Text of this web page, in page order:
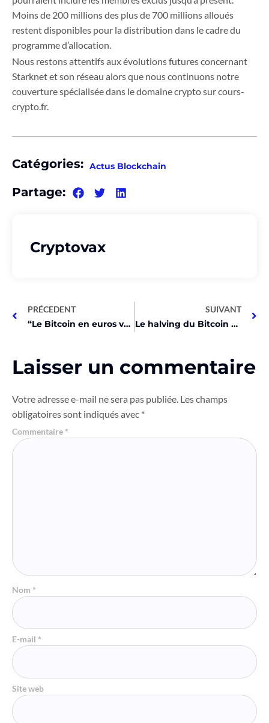
Moins de 200 millions des plus de 700 millions alloués
restent disponibles pour la distribution dans le cadre du
programme d’allocation.
Nous restons attentifs aux évolutions futures concernant
Starknet et son réseau alors que nous continuons notre
couverture spécialisée dans le domaine crypto sur cours-
crypto.fr.
Catégories: Actus Blockchain
Partage:
Cryptovax
PRÉCEDENT
“Le Bitcoin en euros va exploser grâce à la CME !”
SUIVANT
Le halving du Bitcoin va-t-il tuer le minage centralisé ?
Laisser un commentaire
Votre adresse e-mail ne sera pas publiée. Les champs
obligatoires sont indiqués avec *
Commentaire *
Nom *
E-mail *
Site web